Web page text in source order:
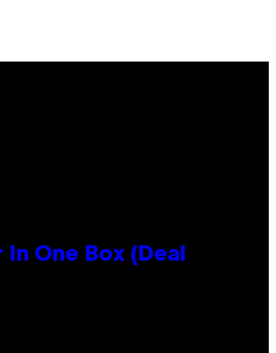
One Box (Deal